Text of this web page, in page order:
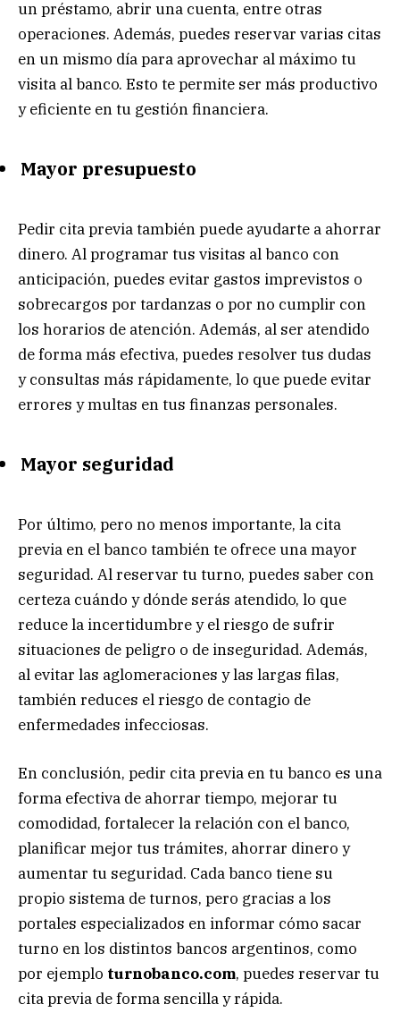
un préstamo, abrir una cuenta, entre otras
operaciones. Además, puedes reservar varias citas
en un mismo día para aprovechar al máximo tu
visita al banco. Esto te permite ser más productivo
y eficiente en tu gestión financiera.
Mayor presupuesto
Pedir cita previa también puede ayudarte a ahorrar
dinero. Al programar tus visitas al banco con
anticipación, puedes evitar gastos imprevistos o
sobrecargos por tardanzas o por no cumplir con
los horarios de atención. Además, al ser atendido
de forma más efectiva, puedes resolver tus dudas
y consultas más rápidamente, lo que puede evitar
errores y multas en tus finanzas personales.
Mayor seguridad
Por último, pero no menos importante, la cita
previa en el banco también te ofrece una mayor
seguridad. Al reservar tu turno, puedes saber con
certeza cuándo y dónde serás atendido, lo que
reduce la incertidumbre y el riesgo de sufrir
situaciones de peligro o de inseguridad. Además,
al evitar las aglomeraciones y las largas filas,
también reduces el riesgo de contagio de
enfermedades infecciosas.
En conclusión, pedir cita previa en tu banco es una
forma efectiva de ahorrar tiempo, mejorar tu
comodidad, fortalecer la relación con el banco,
planificar mejor tus trámites, ahorrar dinero y
aumentar tu seguridad. Cada banco tiene su
propio sistema de turnos, pero gracias a los
portales especializados en informar cómo sacar
turno en los distintos bancos argentinos, como
por ejemplo turnobanco.com, puedes reservar tu
cita previa de forma sencilla y rápida.